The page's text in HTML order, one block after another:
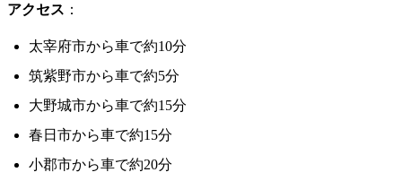
アクセス ：
太宰府市から車で約10分
筑紫野市から車で約5分
大野城市から車で約15分
春日市から車で約15分
小郡市から車で約20分